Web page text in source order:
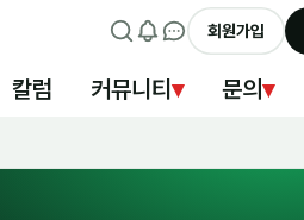
회원가입
칼럼 커뮤니티 ▾ 문의▾